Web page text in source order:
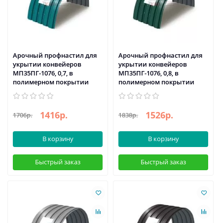
Арочный профнастил для
укрытии конвейеров
МП35ПГ-1076, 0,7, в
полимерном покрытии
1706р. 1416р.
В корзину
Быстрый заказ
Арочный профнастил для
укрытии конвейеров
МП35ПГ-1076, 0,8, в
полимерном покрытии
1838р. 1526р.
В корзину
Быстрый заказ